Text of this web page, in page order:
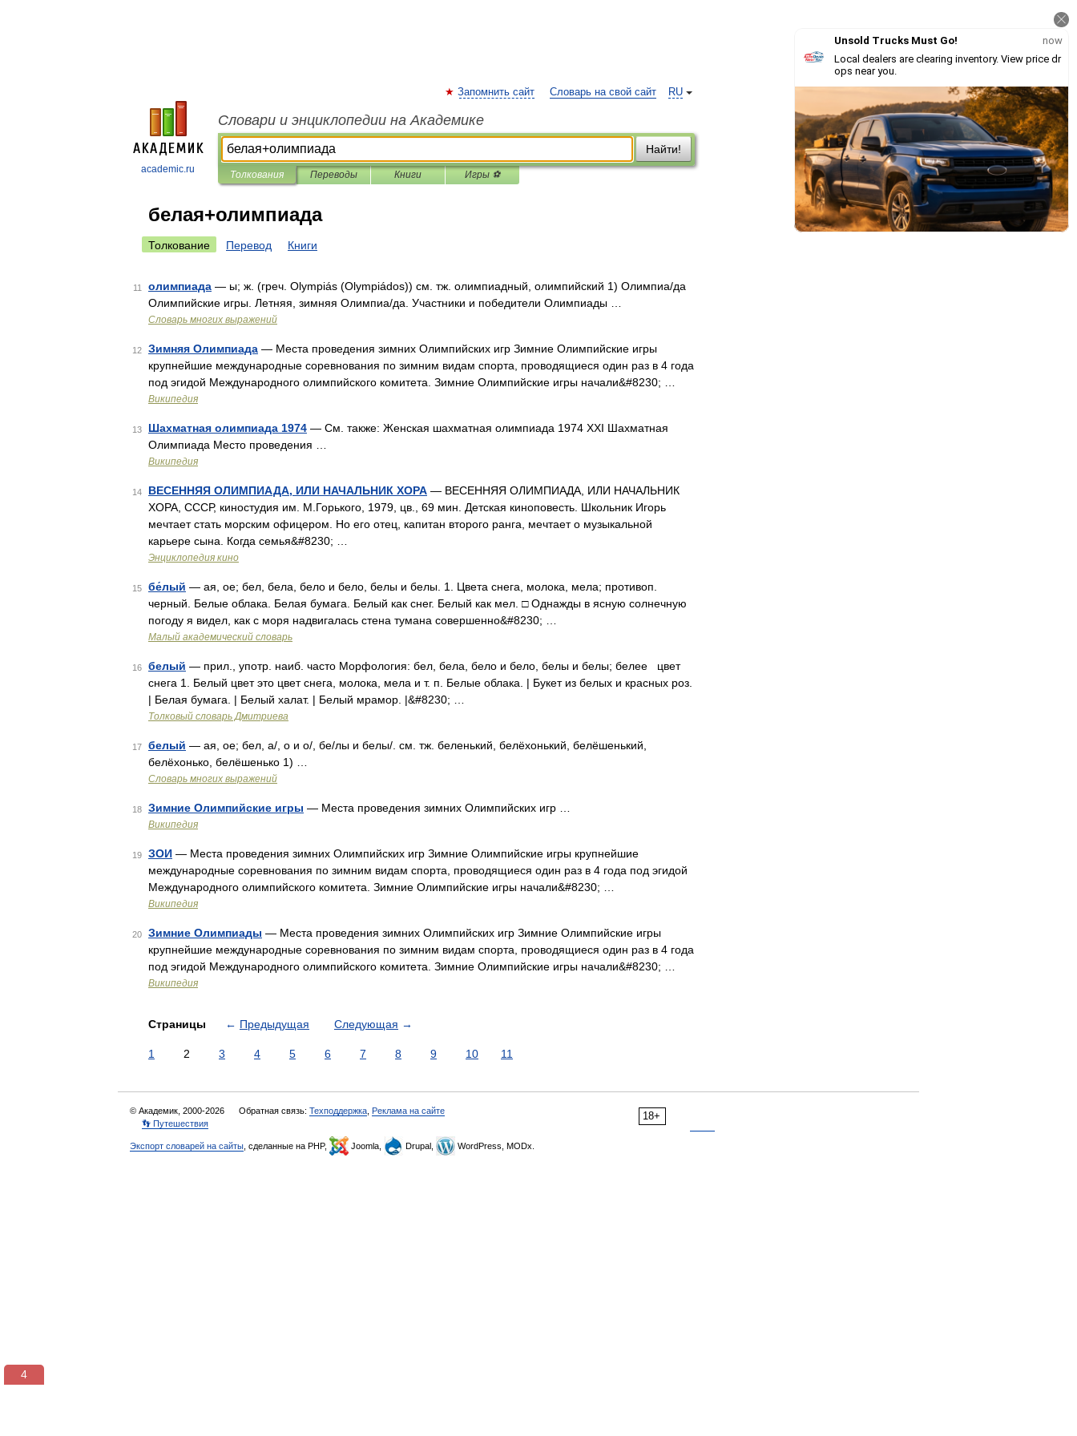
academic.ru
RU
Запомнить сайт Словарь на свой сайт
Словари и энциклопедии на Академике
Найти!
Толкования Переводы Книги Игры ⚽
белая+олимпиада
Толкование Перевод Книги
11 олимпиада — ы; ж. (греч. Olympiás (Olympiádos)) см. тж. олимпиадный, олимпийский 1) Олимпиа/да
Олимпийские игры. Летняя, зимняя Олимпиа/да. Участники и победители Олимпиады …
Словарь многих выражений
12 Зимняя Олимпиада — Места проведения зимних Олимпийских игр Зимние Олимпийские игры
крупнейшие международные соревнования по зимним видам спорта, проводящиеся один раз в 4 года
под эгидой Международного олимпийского комитета. Зимние Олимпийские игры начали&#8230; …
Википедия
13 Шахматная олимпиада 1974 — См. также: Женская шахматная олимпиада 1974 XXI Шахматная
Олимпиада Место проведения …
Википедия
14 ВЕСЕННЯЯ ОЛИМПИАДА, ИЛИ НАЧАЛЬНИК ХОРА — ВЕСЕННЯЯ ОЛИМПИАДА, ИЛИ НАЧАЛЬНИК
ХОРА, СССР, киностудия им. М.Горького, 1979, цв., 69 мин. Детская киноповесть. Школьник Игорь
мечтает стать морским офицером. Но его отец, капитан второго ранга, мечтает о музыкальной
карьере сына. Когда семья&#8230; …
Энциклопедия кино
15 бе́лый — ая, ое; бел, бела, бело и бело, белы и белы. 1. Цвета снега, молока, мела; противоп.
черный. Белые облака. Белая бумага. Белый как снег. Белый как мел. □ Однажды в ясную солнечную
погоду я видел, как с моря надвигалась стена тумана совершенно&#8230; …
Малый академический словарь
16 белый — прил., употр. наиб. часто Морфология: бел, бела, бело и бело, белы и белы; белее цвет
снега 1. Белый цвет это цвет снега, молока, мела и т. п. Белые облака. | Букет из белых и красных роз.
| Белая бумага. | Белый халат. | Белый мрамор. |&#8230; …
Толковый словарь Дмитриева
17 белый — ая, ое; бел, а/, о и о/, бе/лы и белы/. см. тж. беленький, белёхонький, белёшенький,
белёхонько, белёшенько 1) …
Словарь многих выражений
18 Зимние Олимпийские игры — Места проведения зимних Олимпийских игр …
Википедия
19 ЗОИ — Места проведения зимних Олимпийских игр Зимние Олимпийские игры крупнейшие
международные соревнования по зимним видам спорта, проводящиеся один раз в 4 года под эгидой
Международного олимпийского комитета. Зимние Олимпийские игры начали&#8230; …
Википедия
20 Зимние Олимпиады — Места проведения зимних Олимпийских игр Зимние Олимпийские игры
крупнейшие международные соревнования по зимним видам спорта, проводящиеся один раз в 4 года
под эгидой Международного олимпийского комитета. Зимние Олимпийские игры начали&#8230; …
Википедия
Страницы ← Предыдущая Следующая →
1 2 3 4 5 6 7 8 9 10 11
18+
© Академик, 2000-2026 Обратная связь: Техподдержка Реклама на сайте
👣 Путешествия
Экспорт словарей на сайты , сделанные на PHP, Joomla, Drupal, WordPress, MODx.
3